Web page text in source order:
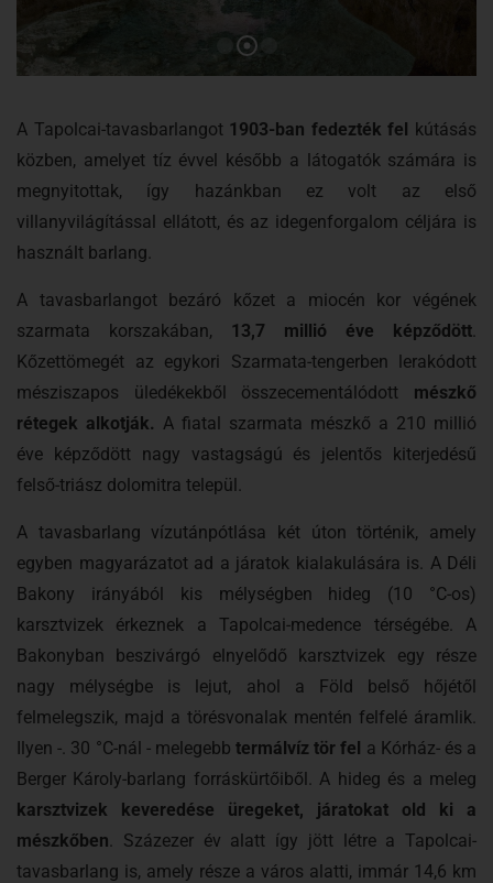
A Tapolcai-tavasbarlangot 1903-ban fedezték fel kútásás
közben, amelyet tíz évvel később a látogatók számára is
megnyitottak, így hazánkban ez volt az első
villanyvilágítással ellátott, és az idegenforgalom céljára is
használt barlang.
A tavasbarlangot bezáró kőzet a miocén kor végének
szarmata korszakában, 13,7 millió éve képződött.
Kőzettömegét az egykori Szarmata-tengerben lerakódott
mésziszapos üledékekből összecementálódott mészkő
rétegek alkotják. A fiatal szarmata mészkő a 210 millió
éve képződött nagy vastagságú és jelentős kiterjedésű
felső-triász dolomitra települ.
A tavasbarlang vízutánpótlása két úton történik, amely
egyben magyarázatot ad a járatok kialakulására is. A Déli
Bakony irányából kis mélységben hideg (10 °C-os)
karsztvizek érkeznek a Tapolcai-medence térségébe. A
Bakonyban beszivárgó elnyelődő karsztvizek egy része
nagy mélységbe is lejut, ahol a Föld belső hőjétől
felmelegszik, majd a törésvonalak mentén felfelé áramlik.
Ilyen -. 30 °C-nál - melegebb termálvíz tör fel a Kórház- és a
Berger Károly-barlang forráskürtőiből. A hideg és a meleg
karsztvizek keveredése üregeket, járatokat old ki a
mészkőben. Százezer év alatt így jött létre a Tapolcai-
tavasbarlang is, amely része a város alatti, immár 14,6 km